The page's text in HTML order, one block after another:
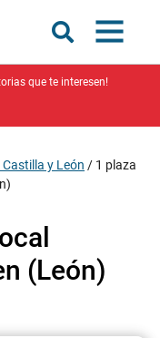
que te interesen!
y León / 1 plaza
(León)